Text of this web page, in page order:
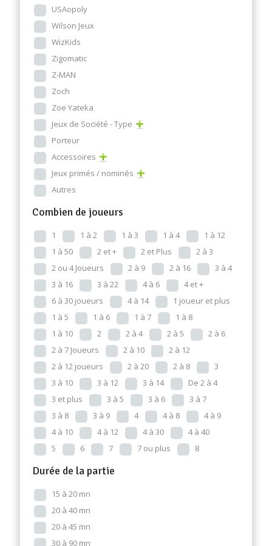
USAopoly
Wilson Jeux
WizKids
Zigomatic
Z-MAN
Zoch
Zoe Yateka
Jeux de Société - Type
Porteur
Accessoires
Jeux primés / nominés
Autres
Combien de joueurs
1 1 à 2 1 à 3 1 à 4
1 à 12
1 à 50
2 et + 2 et Plus
2 à 3
2 ou 4 Joueurs
2 à 9 2 à 16
3 à 4
3 à 16
3 à 22 4 à 6
4 et +
6 à 30 joueurs
4 à 14
1 joueur et plus
1 à 5
1 à 6 1 à 7
1 à 8
1 à 10
2 2 à 4 2 à 5
2 à 6
2 à 7 Joueurs
2 à 10
2 à 12
2 à 12 joueurs
2 à 20 2 à 8
3
3 à 10
3 à 12 3 à 14
De 2 à 4
3 et plus
3 à 5 3 à 6
3 à 7
3 à 8
3 à 9 4 4 à 8
4 à 9
4 à 10
4 à 12 4 à 30
4 à 40
5
6 7 7 ou plus 8
Durée de la partie
15 à 20 mn
20 à 40 mn
20 à 45 mn
30 à 90 mn